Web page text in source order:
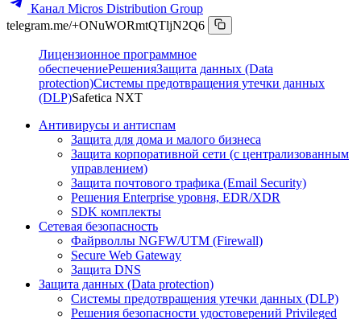
Канал Micros Distribution Group
telegram.me/+ONuWORmtQTljN2Q6
Лицензионное программное
обеспечениеРешенияЗащита данных (Data
protection)Системы предотвращения утечки данных
(DLP)Safetica NXT
Антивирусы и антиспам
Защита для дома и малого бизнеса
Защита корпоративной сети (с централизованным
управлением)
Защита почтового трафика (Email Security)
Решения Enterprise уровня, EDR/XDR
SDK комплекты
Сетевая безопасность
Файрволлы NGFW/UTM (Firewall)
Secure Web Gateway
Защита DNS
Защита данных (Data protection)
Системы предотвращения утечки данных (DLP)
Решения безопасности удостоверений Privileged